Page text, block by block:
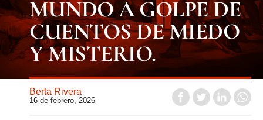
MUNDO A GOLPE DE
CUENTOS DE MIEDO
Y MISTERIO.
Berta Rivera
16 de febrero, 2026